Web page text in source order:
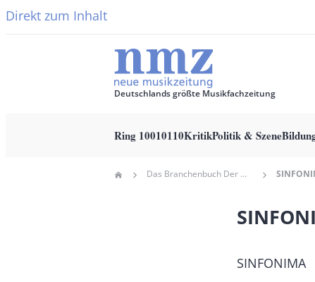
Direkt zum Inhalt
Deutschlands größte Musikfachzeitung
navigation
Ring 10010110KritikPolitik & Szene
Home Das Branchenbuch Der Neuen Musikzeitung
SINFONIMA